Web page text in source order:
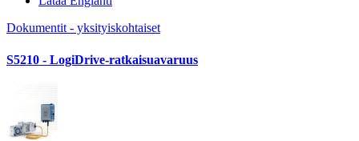
Dokumentit - yksityiskohtaiset
S5210 - LogiDrive-ratkaisuavaruus